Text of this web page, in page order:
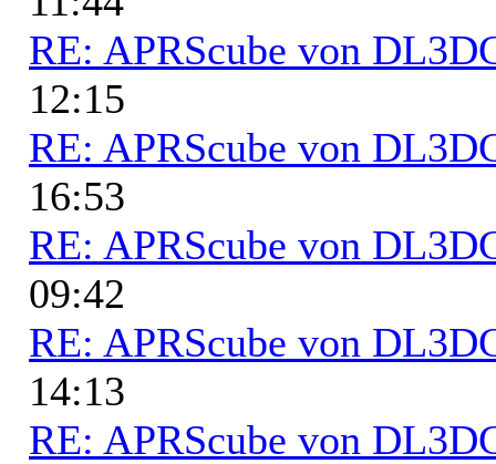
RE: APRScube von
12:15
RE: APRScube von
16:53
RE: APRScube von
09:42
RE: APRScube von
14:13
RE: APRScube von